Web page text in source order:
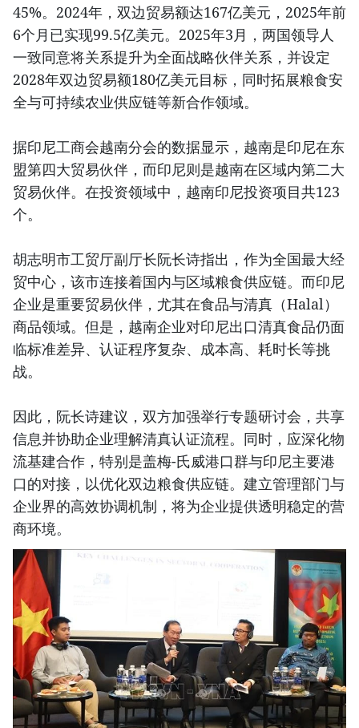
45%。2024年，双边贸易额达167亿美元，2025年前
6个月已实现99.5亿美元。2025年3月，两国领导人
一致同意将关系提升为全面战略伙伴关系，并设定
2028年双边贸易额180亿美元目标，同时拓展粮食安
全与可持续农业供应链等新合作领域。
据印尼工商会越南分会的数据显示，越南是印尼在东
盟第四大贸易伙伴，而印尼则是越南在区域内第二大
贸易伙伴。在投资领域中，越南印尼投资项目共123
个。
胡志明市工贸厅副厅长阮长诗指出，作为全国最大经
贸中心，该市连接着国内与区域粮食供应链。而印尼
企业是重要贸易伙伴，尤其在食品与清真（Halal）
商品领域。但是，越南企业对印尼出口清真食品仍面
临标准差异、认证程序复杂、成本高、耗时长等挑
战。
因此，阮长诗建议，双方加强举行专题研讨会，共享
信息并协助企业理解清真认证流程。同时，应深化物
流基建合作，特别是盖梅-氏威港口群与印尼主要港
口的对接，以优化双边粮食供应链。建立管理部门与
企业界的高效协调机制，将为企业提供透明稳定的营
商环境。